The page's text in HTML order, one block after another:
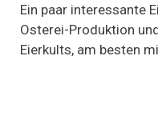
Ein paar interessante
Osterei-Produktion
Eierkults, am besten